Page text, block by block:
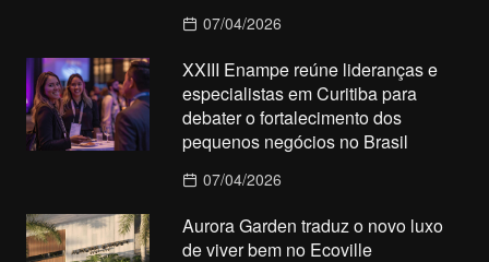
07/04/2026
XXIII Enampe reúne lideranças e
especialistas em Curitiba para
debater o fortalecimento dos
pequenos negócios no Brasil
07/04/2026
Aurora Garden traduz o novo luxo
de viver bem no Ecoville